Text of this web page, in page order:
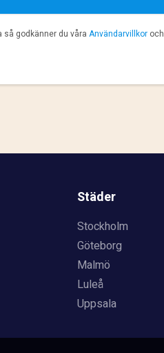
godkänner du våra Användarvillkoroch
Städer
Stockholm
Göteborg
Malmö
Luleå
Uppsala